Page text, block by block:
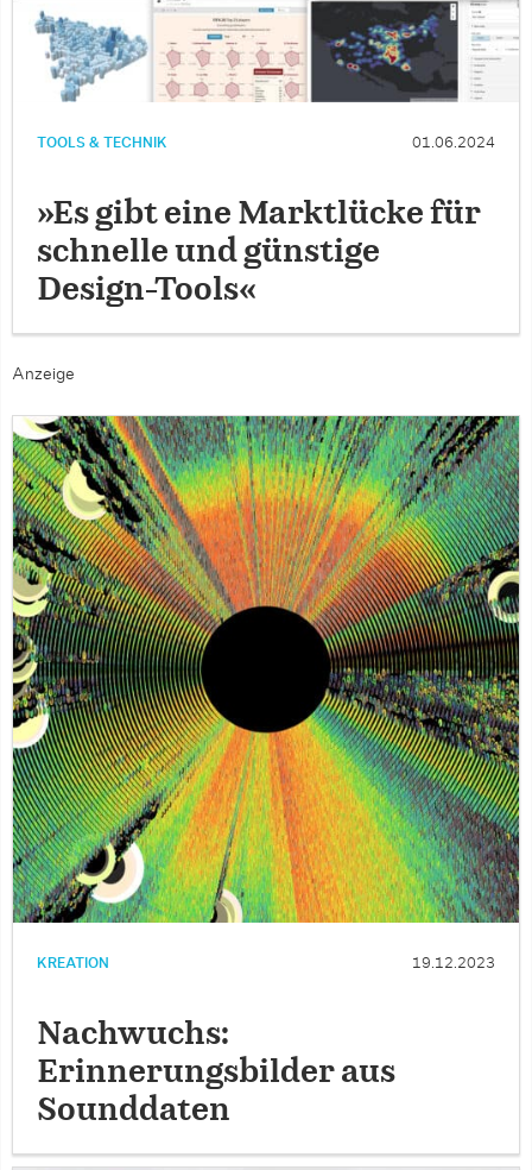
TOOLS & TECHNIK 01.06.2024
»Es gibt eine Marktlücke für
schnelle und günstige
Design-Tools«
Anzeige
KREATION 19.12.2023
Nachwuchs:
Erinnerungsbilder aus
Sounddaten